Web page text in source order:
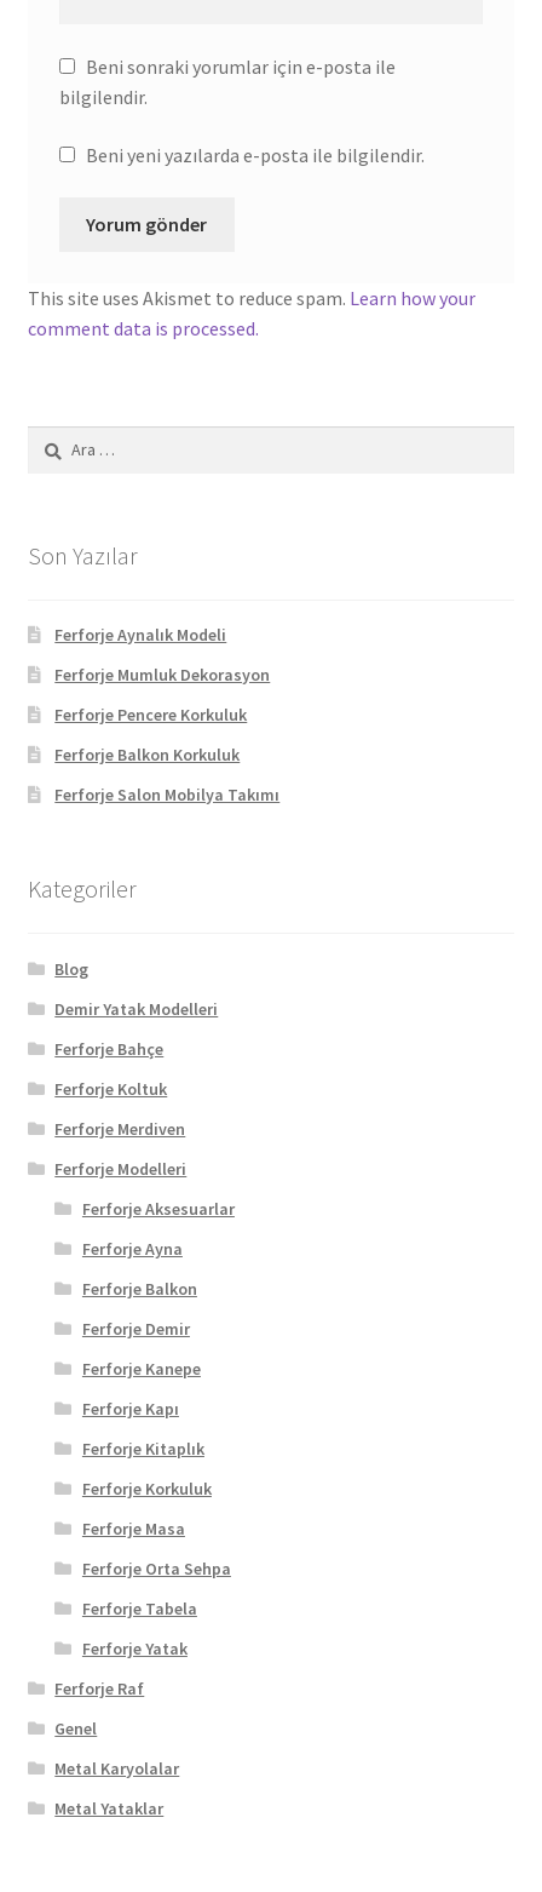
Beni sonraki yorumlar için e-posta ile
bilgilendir.
Beni yeni yazılarda e-posta ile bilgilendir.
This site uses Akismet to reduce spam. Learn how your
comment data is processed.
Arama:
Son Yazılar
Ferforje Aynalık Modeli
Ferforje Mumluk Dekorasyon
Ferforje Pencere Korkuluk
Ferforje Balkon Korkuluk
Ferforje Salon Mobilya Takımı
Kategoriler
Blog
Demir Yatak Modelleri
Ferforje Bahçe
Ferforje Koltuk
Ferforje Merdiven
Ferforje Modelleri
Ferforje Aksesuarlar
Ferforje Ayna
Ferforje Balkon
Ferforje Demir
Ferforje Kanepe
Ferforje Kapı
Ferforje Kitaplık
Ferforje Korkuluk
Ferforje Masa
Ferforje Orta Sehpa
Ferforje Tabela
Ferforje Yatak
Ferforje Raf
Genel
Metal Karyolalar
Metal Yataklar